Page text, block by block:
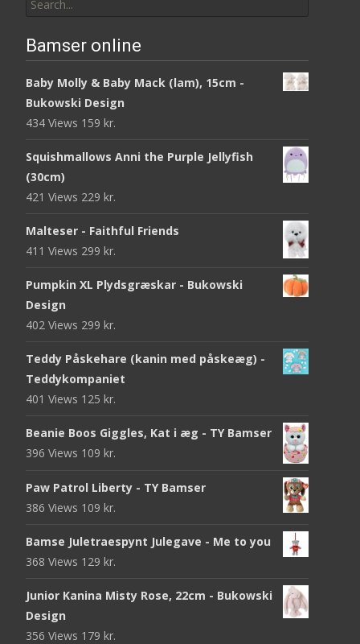
for:
Bamser online
Baby Molly & Baby Mack (lam), 15cm -
Bukowski Design
434 Views 159 kr.
Squishmallows Anni the Purple Jellyfish
(30cm)
421 Views 229 kr.
Malteser - Faithful Friends
411 Views 299 kr.
Pumpkin XL Plydsgræskar - Bukowski
Design
402 Views 299 kr.
Teddy Påskehare (kanin med påskeæg) -
Teddykompaniet
401 Views 125 kr.
Beanie Boos Giggles, Kat i æg - TY Bamser
396 Views 109 kr.
Paw Patrol Liberty - TY Bamser
386 Views 109 kr.
Bamse Juletraespynt Julegave - Me to you
368 Views 129 kr.
Junior Kanina Misty Rose, 22cm - Bukowski
Design
356 Views 179 kr.